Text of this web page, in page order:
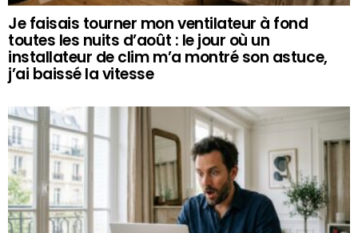
Je faisais tourner mon ventilateur à fond
toutes les nuits d’août : le jour où un
installateur de clim m’a montré son astuce,
j’ai baissé la vitesse